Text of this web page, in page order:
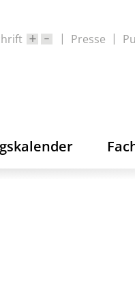
Presse